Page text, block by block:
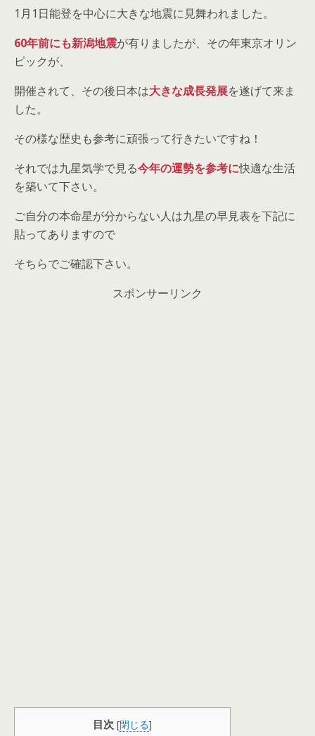
1月1日能登を中心に大きな地震に見舞われました。
60年前にも新潟地震が有りましたが、その年東京オリン
ピックが、
開催されて、その後日本は大きな成長発展を遂げて来ま
した。
その様な歴史も参考に頑張って行きたいですね！
それでは九星気学で見る今年の運勢を参考に快適な生活
を築いて下さい。
ご自分の本命星が分からない人は九星の早見表を下記に
貼ってありますので
そちらでご確認下さい。
スポンサーリンク
目次 [閉じる]